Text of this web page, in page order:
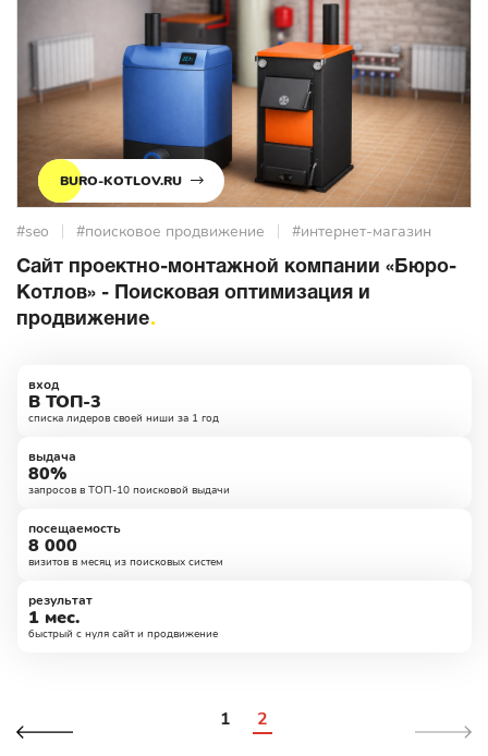
BURO-KOTLOV.RU
#seo #поисковое продвижение #интернет-магазин
Сайт проектно-монтажной компании «Бюро-
Котлов» - Поисковая оптимизация и
продвижение
вход
В ТОП-3
списка лидеров своей ниши за 1 год
выдача
80%
запросов в ТОП-10 поисковой выдачи
посещаемость
8 000
визитов в месяц из поисковых систем
результат
1 мес.
быстрый с нуля сайт и продвижение
1 2